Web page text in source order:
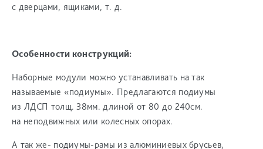
с дверцами, ящиками, т. д.
Особенности конструкций:
Наборные модули можно устанавливать на так
называемые «подиумы». Предлагаются подиумы
из ЛДСП толщ. 38мм. длиной от 80 до 240см.
на неподвижных или колесных опорах.
А так же- подиумы-рамы из алюминиевых брусьев,